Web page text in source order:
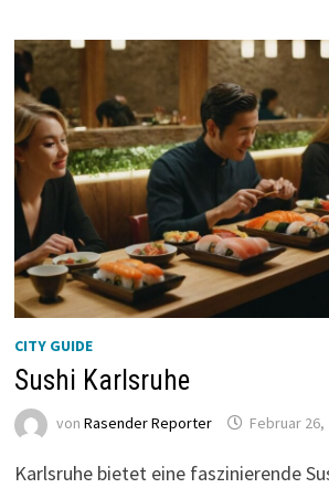
CITY GUIDE
Sushi Karlsruhe
von Rasender Reporter Februar 26,
Karlsruhe bietet eine faszinierende